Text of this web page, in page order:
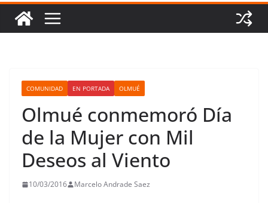
COMUNIDAD EN PORTADA OLMUÉ
Olmué conmemoró Día
de la Mujer con Mil
Deseos al Viento
10/03/2016 Marcelo Andrade Saez